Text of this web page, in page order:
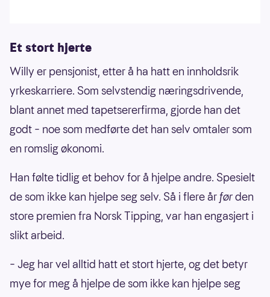
Et stort hjerte
Willy er pensjonist, etter å ha hatt en innholdsrik
yrkeskarriere. Som selvstendig næringsdrivende,
blant annet med tapetsererfirma, gjorde han det
godt – noe som medførte det han selv omtaler som
en romslig økonomi.
Han følte tidlig et behov for å hjelpe andre. Spesielt
de som ikke kan hjelpe seg selv. Så i flere årførden
store premien fra Norsk Tipping, var han engasjert i
slikt arbeid.
– Jeg har vel alltid hatt et stort hjerte, og det betyr
mye for meg å hjelpe de som ikke kan hjelpe seg